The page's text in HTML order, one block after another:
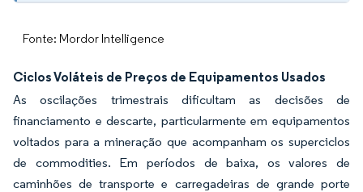
Fonte: Mordor Intelligence
Ciclos Voláteis de Preços de Equipamentos Usados
As oscilações trimestrais dificultam as decisões de
financiamento e descarte, particularmente em equipamentos
voltados para a mineração que acompanham os superciclos
de commodities. Em períodos de baixa, os valores de
caminhões de transporte e carregadeiras de grande porte